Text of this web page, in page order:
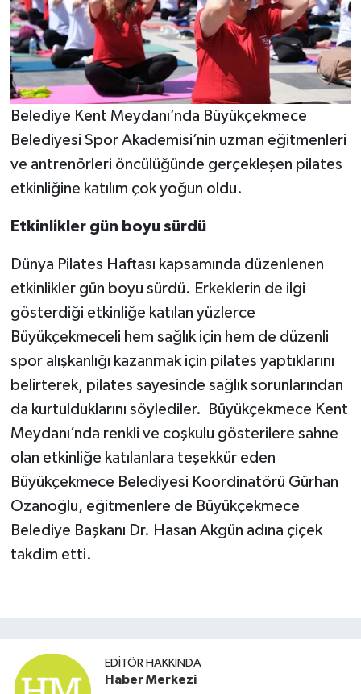
Belediye Kent Meydanı’nda Büyükçekmece
Belediyesi Spor Akademisi’nin uzman eğitmenleri
ve antrenörleri öncülüğünde gerçekleşen pilates
etkinliğine katılım çok yoğun oldu.
Etkinlikler gün boyu sürdü
Dünya Pilates Haftası kapsamında düzenlenen
etkinlikler gün boyu sürdü. Erkeklerin de ilgi
gösterdiği etkinliğe katılan yüzlerce
Büyükçekmeceli hem sağlık için hem de düzenli
spor alışkanlığı kazanmak için pilates yaptıklarını
belirterek, pilates sayesinde sağlık sorunlarından
da kurtulduklarını söylediler. Büyükçekmece Kent
Meydanı’nda renkli ve coşkulu gösterilere sahne
olan etkinliğe katılanlara teşekkür eden
Büyükçekmece Belediyesi Koordinatörü Gürhan
Ozanoğlu, eğitmenlere de Büyükçekmece
Belediye Başkanı Dr. Hasan Akgün adına çiçek
takdim etti.
EDITÖR HAKKINDA
Haber Merkezi